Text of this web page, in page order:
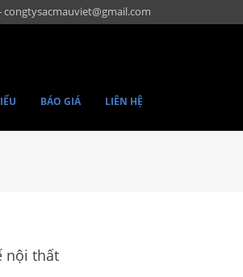
congtysacmauviet@gmail.com
BÁO GIÁ LIÊN HỆ
nội thất